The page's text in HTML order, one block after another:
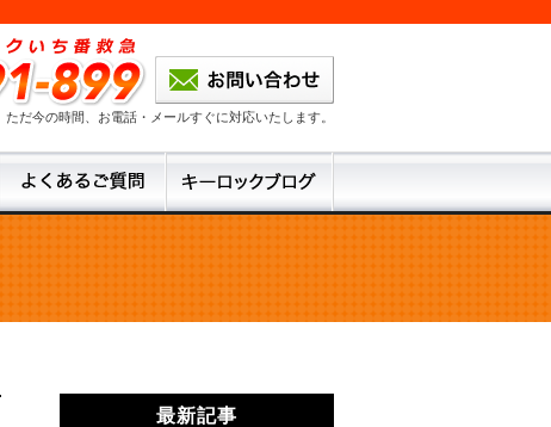
ただ今の時間、お電話・メールすぐに対応いたします。
最新記事